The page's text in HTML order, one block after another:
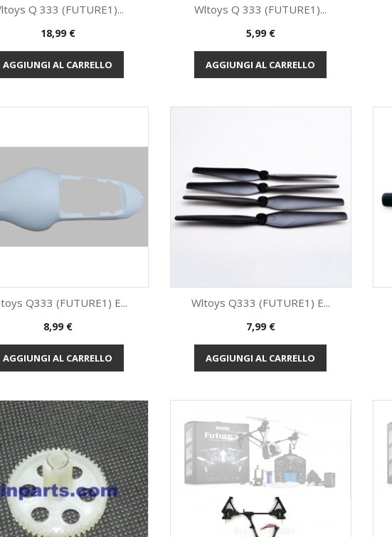
Anteprima
Q 333 (FUTURE1)...
Prezzo
18,99 €
AGGIUNGI AL CARRELLO
Anteprima
Wltoys Q 333 (FUTURE1)...
Prezzo
5,99 €
AGGIUNGI AL CARRELLO
Anteprima
Q333 (FUTURE1) E...
Prezzo
8,99 €
AGGIUNGI AL CARRELLO
Anteprima
Wltoys Q333 (FUTURE1) E...
Prezzo
7,99 €
AGGIUNGI AL CARRELLO